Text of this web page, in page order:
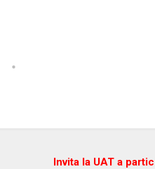
Invita la UAT a